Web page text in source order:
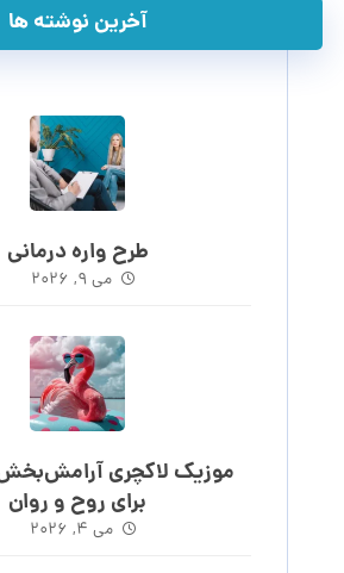
آخرین نوشته ها
طرح واره درمانی
می ۹, ۲۰۲۶
موزیک لاکچری
برای روح و روان
می ۴, ۲۰۲۶